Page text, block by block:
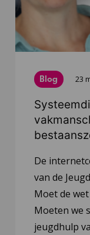
Blog 23
De
van de
Moet de
Moeten we
jeugdhulp